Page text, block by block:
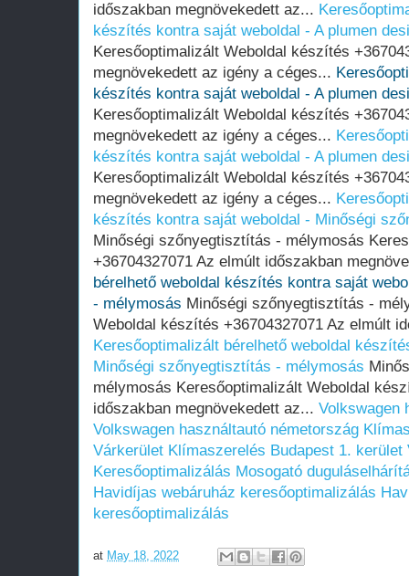
időszakban megnövekedett az...
készítés kontra saját weboldal - A plumen
Keresőoptimalizált Weboldal készítés
megnövekedett az igény a céges...
készítés kontra saját weboldal - A plumen
Keresőoptimalizált Weboldal készítés
megnövekedett az igény a céges...
készítés kontra saját weboldal - A plumen
Keresőoptimalizált Weboldal készítés
megnövekedett az igény a céges...
készítés kontra saját weboldal - Minőségi
Minőségi szőnyegtisztítás - mélymosás
+36704327071 Az elmúlt időszakban
bérelhető weboldal készítés kontra saját
- mélymosás Minőségi szőnyegtisztítás -
Weboldal készítés +36704327071 Az elmúlt
Keresőoptimalizált bérelhető weboldal
Minőségi szőnyegtisztítás - mélymosás
mélymosás Keresőoptimalizált Weboldal
időszakban megnövekedett az... Volkswagen
Volkswagen használtautó németország
Várkerület Klímaszerelés Budapest 1. kerület
Keresőoptimalizálás Mosogató
Havidíjas webáruház keresőoptimalizálás
keresőoptimalizálás
at May 18, 2022